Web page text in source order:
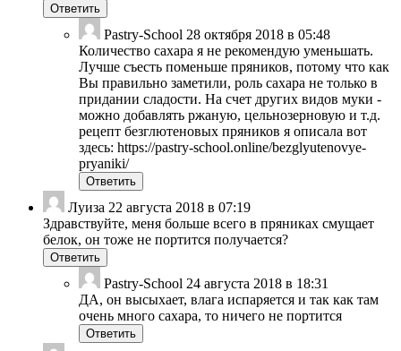
Ответить
Pastry-School 28 октября 2018 в 05:48
Количество сахара я не рекомендую уменьшать.
Лучше съесть поменьше пряников, потому что как
Вы правильно заметили, роль сахара не только в
придании сладости. На счет других видов муки -
можно добавлять ржаную, цельнозерновую и т.д.
рецепт безглютеновых пряников я описала вот
здесь: https://pastry-school.online/bezglyutenovye-
pryaniki/
Ответить
Луиза 22 августа 2018 в 07:19
Здравствуйте, меня больше всего в пряниках смущает
белок, он тоже не портится получается?
Ответить
Pastry-School 24 августа 2018 в 18:31
ДА, он высыхает, влага испаряется и так как там
очень много сахара, то ничего не портится
Ответить